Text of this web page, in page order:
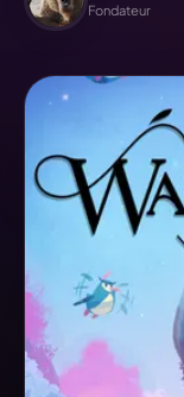
Fondateur